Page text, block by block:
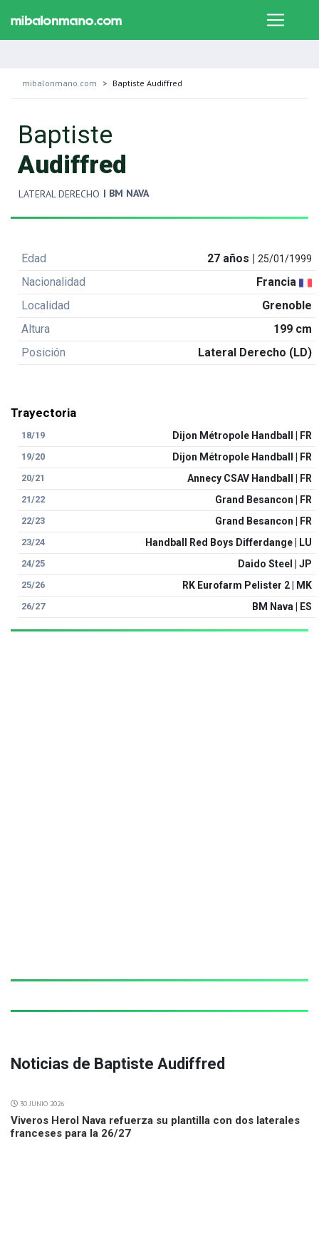
mibalonmano.com Baptiste Audiffred
Baptiste
Audiffred
LATERAL DERECHO | BM NAVA
Edad 27 años |25/01/1999
Nacionalidad
Francia
Localidad
Grenoble
Altura
199 cm
Posición
Lateral Derecho (LD)
Trayectoria
18/19 Dijon Métropole Handball | FR
19/20 Dijon Métropole Handball | FR
20/21 Annecy CSAV Handball | FR
21/22 Grand Besancon | FR
22/23 Grand Besancon | FR
23/24 Handball Red Boys Differdange | LU
24/25 Daido Steel | JP
25/26 RK Eurofarm Pelister 2 | MK
26/27 BM Nava | ES
Noticias de Baptiste Audiffred
30 JUNIO 2026
Viveros Herol Nava refuerza su plantilla con dos laterales
franceses para la 26/27